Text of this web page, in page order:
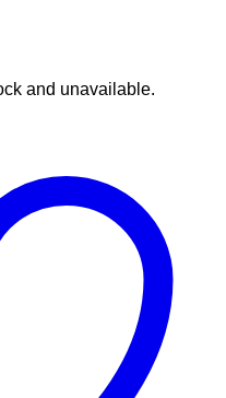
and unavailable.